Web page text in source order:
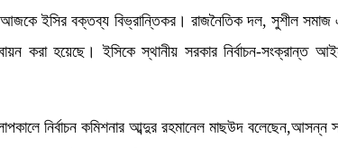
ইসির বক্তব্য বিভ্রান্তিকর। রাজনৈতিক দল, সুশীল সমাজ
করা হয়েছে। ইসিকে স্থানীয় সরকার নির্বাচন-সংক্রান্ত
নির্বাচন কমিশনার আব্দুর রহমানেল মাছউদ বলেছেন,আসন্ন